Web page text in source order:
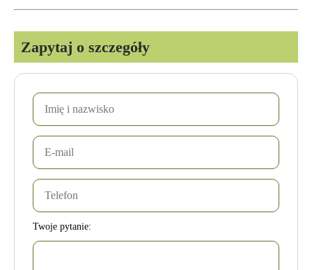
Zapytaj o szczegóły
Twoje pytanie: